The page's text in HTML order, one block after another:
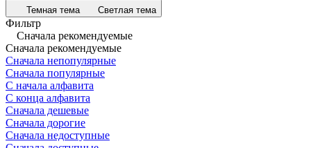
Темная тема Светлая тема
Фильтр
Сначала рекомендуемые
Сначала рекомендуемые
Сначала непопулярные
Сначала популярные
С начала алфавита
С конца алфавита
Сначала дешевые
Сначала дорогие
Сначала недоступные